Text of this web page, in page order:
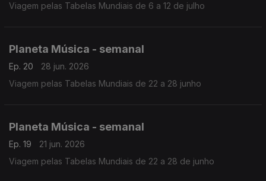
Viagem pelas Tabelas Mundiais de 6 a 12 de julho
Planeta Música - semanal
Ep. 20
28 jun. 2026
Viagem pelas Tabelas Mundiais de 22 a 28 junho
Planeta Música - semanal
Ep. 19
21 jun. 2026
Viagem pelas Tabelas Mundiais de 22 a 28 de junho